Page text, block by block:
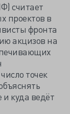
считает
проектов в
фронта
акцизов на
точек
куда ведёт